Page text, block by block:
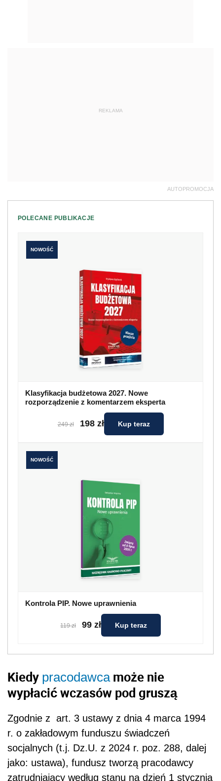
REKLAMA
AUTOPROMOCJA
POLECANE PUBLIKACJE
NOWOŚĆ
Klasyfikacja budżetowa 2027. Nowe
rozporządzenie z komentarzem eksperta
249 zł 198 zł Kup teraz
NOWOŚĆ
Kontrola PIP. Nowe uprawnienia
119 zł 99 zł Kup teraz
Kiedy pracodawcamoże nie
wypłacić wczasów pod gruszą
Zgodnie z art. 3 ustawy z dnia 4 marca 1994
r. o zakładowym funduszu świadczeń
socjalnych (t.j. Dz.U. z 2024 r. poz. 288, dalej
jako: ustawa), fundusz tworzą pracodawcy
zatrudniający według stanu na dzień 1 stycznia